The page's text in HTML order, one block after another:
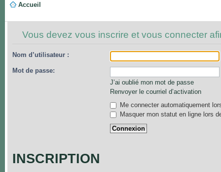
Accueil
Vous devez vous inscrire et vous connecter
Nom d’utilisateur :
Mot de passe:
J’ai oublié mon mot de passe
Renvoyer le courriel d’activation
Me connecter automatiquement
Masquer mon statut en ligne lors
INSCRIPTION